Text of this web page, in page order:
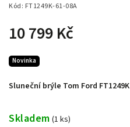
Kód: FT1249K-61-08A
10 799 Kč
Sluneční brýle Tom Ford FT1249K
Novinka
Skladem (1 ks)